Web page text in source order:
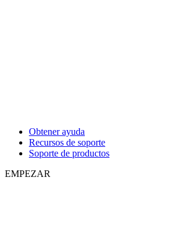
Obtener ayuda
Recursos de soporte
Soporte de productos
EMPEZAR